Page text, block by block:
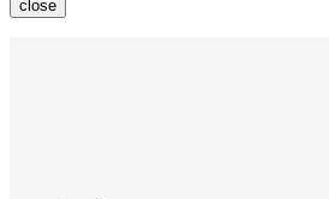
close